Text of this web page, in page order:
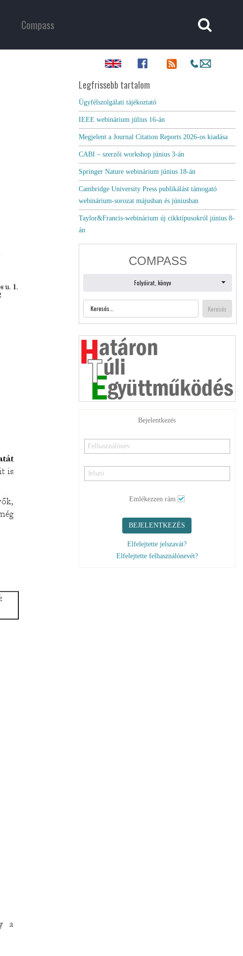
Compass
Legfrissebb tartalom
Ügyfélszolgálati tájékoztató
IEEE webinárium július 16-án
Megjelent a Journal Citation Reports 2026-os kiadása
CABI – szerzői workshop június 3-án
Springer Nature webinárium június 18-án
Cambridge University Press publikálást támogató
webinárium-sorozat májusban és júniusban
Taylor&Francis-webinárium új cikktípusokról június 8-
án
Bejelentkezés
Emlékezzen rám
BEJELENTKEZÉS
Elfelejtette jelszavát?
Elfelejtette felhasználónevét?